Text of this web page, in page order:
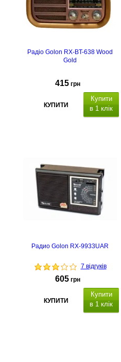
Радіо Golon RX-BT-638 Wood
Gold
415 грн
КУПИТИ
Купити
в 1 клік
Радио Golon RX-9933UAR
7 відгуків
605 грн
КУПИТИ
Купити
в 1 клік